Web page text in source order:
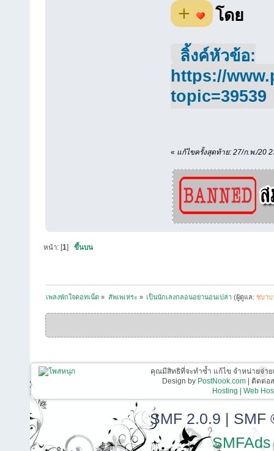
+ โดย
ลิ้งค์หัวข้อ:
https://
topic=39539
« แก้ไขครั้งสุดท้าย: 27/ก.พ./20
หน้า: [1]ขึ้นบน
เพลงพักใจดอทเน็ต » สัพเพเหระ » เป็นนักเลงกลอนอย่านอนเปล่า (ผู้ดูแล:ชบาบ
คุณมีสิทธิที่จะทำซ้ำ แก้ไข จำหน่ายจ่า
Design by PostNook.com| ติดต่อส
Hosting | Web
SMF 2.0.9 | SMF
SMFAds